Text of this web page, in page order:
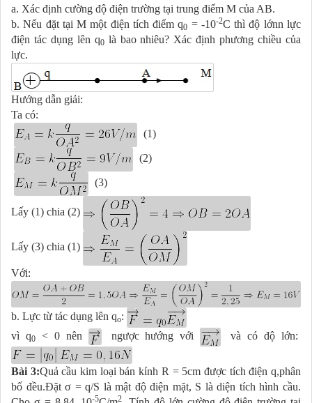
a. Xác định cường độ điện trường tại trung điểm M của AB.
b. Nếu đặt tại M một điện tích điểm q0 = -10-2C thì độ lớnn lực
điện tác dụng lên q0là bao nhiêu? Xác định phương chiều của
lực.
Hướng dẫn giải:
Ta có:
(1)
(2)
(3)
Lấy (1) chia (2)
Lấy (3) chia (1)
Với:
b. Lực từ tác dụng lên qo:
vì q0< 0 nên ngược hướng với và có độ lớn:
Bài 3:Quả cầu kim loại bán kính R = 5cm được tích điện q,phân
bố đều.Đặt σ = q/S là mật độ điện mặt, S là diện tích hình cầu.
-5 2